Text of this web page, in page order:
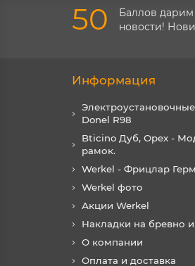
50
Баллов дарим
новости!
Информация
Donel R98
Bticino Дуб, Орех -
рамок.
Werkel - Фрицлар
Werkel фото
Акции Werkel
Накладки на бревно
О компании
Оплата и доставка